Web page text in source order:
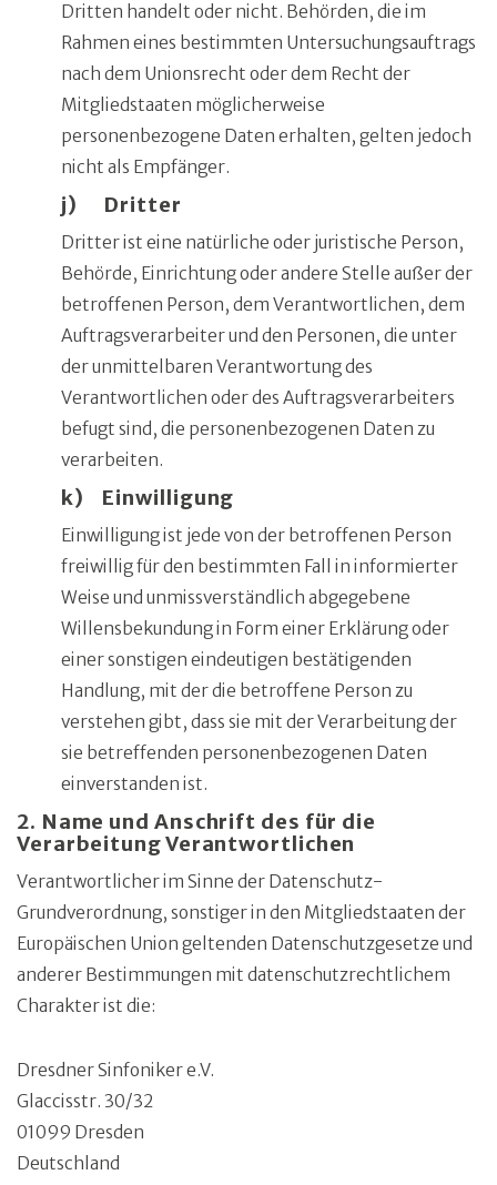
Dritten handelt oder nicht. Behörden, die im
Rahmen eines bestimmten Untersuchungsauftrags
nach dem Unionsrecht oder dem Recht der
Mitgliedstaaten möglicherweise
personenbezogene Daten erhalten, gelten jedoch
nicht als Empfänger.
j) Dritter
Dritter ist eine natürliche oder juristische Person,
Behörde, Einrichtung oder andere Stelle außer der
betroffenen Person, dem Verantwortlichen, dem
Auftragsverarbeiter und den Personen, die unter
der unmittelbaren Verantwortung des
Verantwortlichen oder des Auftragsverarbeiters
befugt sind, die personenbezogenen Daten zu
verarbeiten.
k) Einwilligung
Einwilligung ist jede von der betroffenen Person
freiwillig für den bestimmten Fall in informierter
Weise und unmissverständlich abgegebene
Willensbekundung in Form einer Erklärung oder
einer sonstigen eindeutigen bestätigenden
Handlung, mit der die betroffene Person zu
verstehen gibt, dass sie mit der Verarbeitung der
sie betreffenden personenbezogenen Daten
einverstanden ist.
2. Name und Anschrift des für die
Verarbeitung Verantwortlichen
Verantwortlicher im Sinne der Datenschutz-
Grundverordnung, sonstiger in den Mitgliedstaaten der
Europäischen Union geltenden Datenschutzgesetze und
anderer Bestimmungen mit datenschutzrechtlichem
Charakter ist die:
Dresdner Sinfoniker e.V.
Glaccisstr. 30/32
01099 Dresden
Deutschland